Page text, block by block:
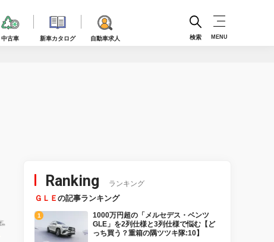
中古車 新車カタログ 自動車求人 検索 MENU
Ranking ランキング
ＧＬＥ の記事ランキング
1000万円超の「メルセデス・ベンツ
GLE」を2列仕様と3列仕様で悩む【ど
っち買う？重箱の隅ツツキ隊:10】